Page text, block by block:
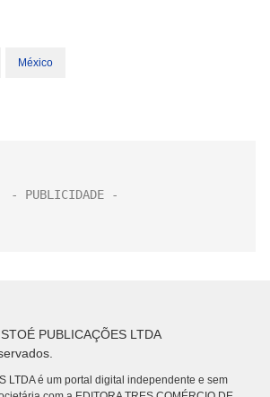
México
PUBLICAÇÕES LTDA
LTDA é um portal digital independente e sem